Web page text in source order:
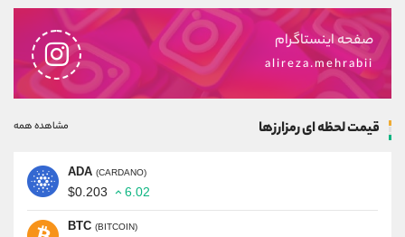
صفحه اینستاگرام
alireza.mehrabii
قیمت لحظه ای رمزارزها مشاهده همه
ADA (CARDANO)
$0.203 6.02
BTC (BITCOIN)